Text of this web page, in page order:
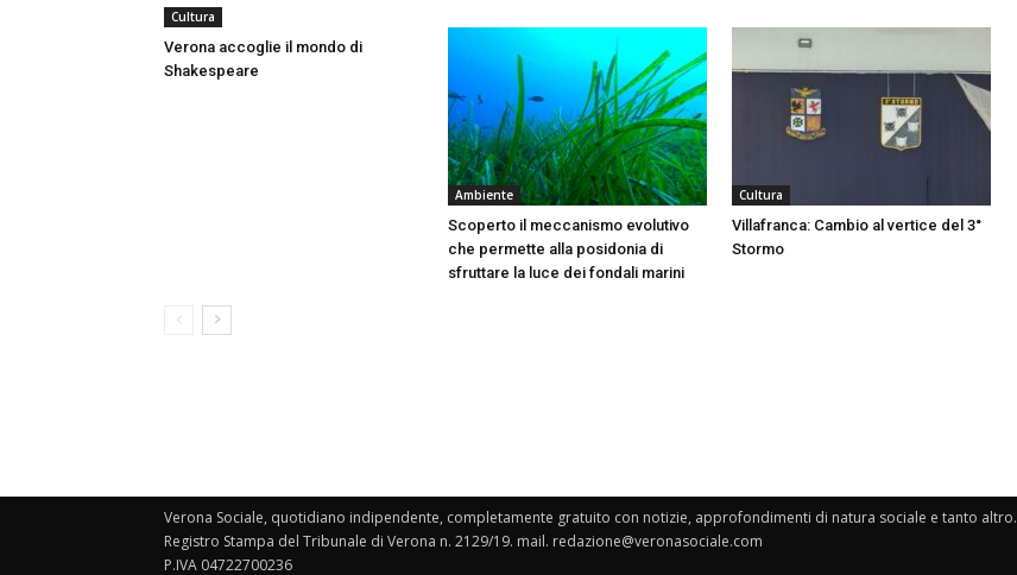
Cultura
Verona accoglie il mondo di
Shakespeare
Ambiente
Scoperto il meccanismo evolutivo
che permette alla posidonia di
sfruttare la luce dei fondali marini
Cultura
Villafranca: Cambio al vertice del 3°
Stormo
Verona Sociale, quotidiano indipendente, completamente gratuito con notizie, approfondimenti di natura sociale e tanto altro.
Registro Stampa del Tribunale di Verona n. 2129/19. mail. redazione@veronasociale.com
P.IVA 04722700236